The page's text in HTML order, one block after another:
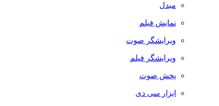
مبدل
نمایش فیلم
ویرایشگر صوت
ویرایشگر فیلم
پخش صوت
ابزار سی دی